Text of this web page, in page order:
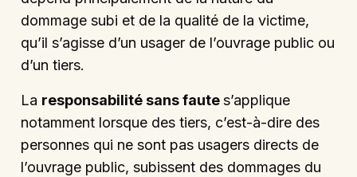
dommage subi et de la qualité de la victime,
qu’il s’agisse d’un usager de l’ouvrage public ou
d’un tiers.
La responsabilité sans fautes’applique
notamment lorsque des tiers, c’est-à-dire des
personnes qui ne sont pas usagers directs de
l’ouvrage public, subissent des dommages du